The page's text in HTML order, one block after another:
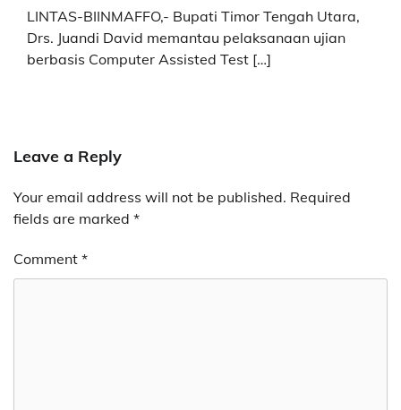
LINTAS-BIINMAFFO,- Bupati Timor Tengah Utara,
Drs. Juandi David memantau pelaksanaan ujian
berbasis Computer Assisted Test […]
Leave a Reply
Your email address will not be published. Required
fields are marked *
Comment *